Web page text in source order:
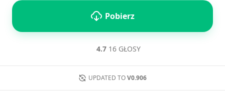
Pobierz
4.7 16 GŁOSY
UPDATED TO V0.906